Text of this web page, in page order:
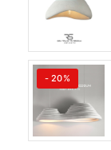
- 20%